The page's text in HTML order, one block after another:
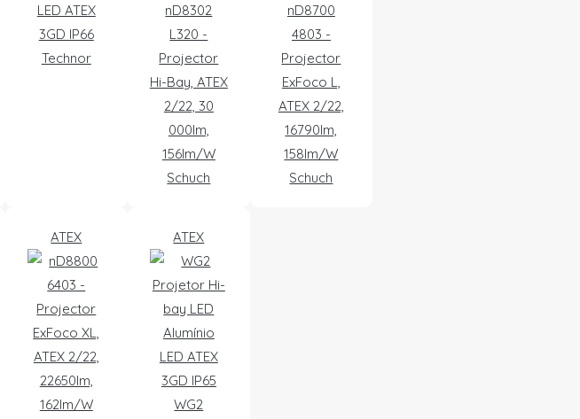
LED ATEX
3GD IP66
Technor
nD8302
L320 -
Projector
Hi-Bay, ATEX
2/22, 30
000lm,
156lm/W
Schuch
nD8700
4803 -
Projector
ExFoco L,
ATEX 2/22,
16790lm,
158lm/W
Schuch
ATEX ATEX
WG2